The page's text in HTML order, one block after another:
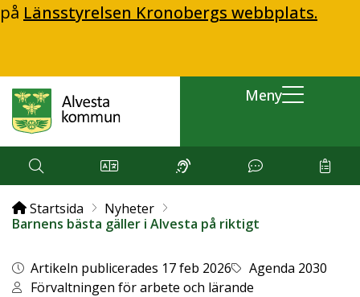
på Länsstyrelsen Kronobergs webbplats.
Meny
Startsida
Nyheter
Barnens bästa gäller i Alvesta på riktigt
Artikeln publicerades 17 feb 2026
Agenda 2030
Förvaltningen för arbete och lärande